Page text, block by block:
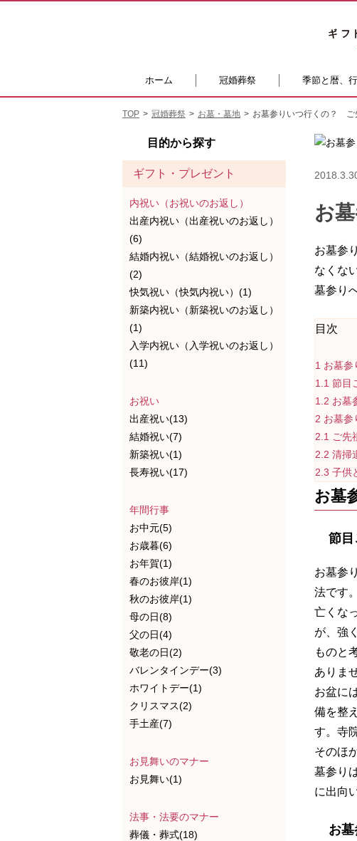
ホーム 冠婚葬祭 季節と暦、
TOP 冠婚葬祭 お墓・墓地 お墓参りいつ行くの？ ご
お
お墓参
なくな
墓参り
目次
1 お墓参
1.1 節目
1.2 お墓
2 お墓参
2.1 ご先
2.2 清掃
2.3 子供
お墓
節目
お墓参
法です
亡くな
が、強
ものと
ありま
お盆に
備を整
す。寺
そのほ
墓参り
に出向
お
目的から探す
ギフト・プレゼント
内祝い（お祝いのお返し）
出産内祝い（出産祝いのお返し）
(6)
結婚内祝い（結婚祝いのお返し）
(2)
快気祝い（快気内祝い）(1)
新築内祝い（新築祝いのお返し）
(1)
入学内祝い（入学祝いのお返し）
(11)
お祝い
出産祝い(13)
結婚祝い(7)
新築祝い(1)
長寿祝い(17)
年間行事
お中元(5)
お歳暮(6)
お年賀(1)
春のお彼岸(1)
秋のお彼岸(1)
母の日(8)
父の日(4)
敬老の日(2)
バレンタインデー(3)
ホワイトデー(1)
クリスマス(2)
手土産(7)
お見舞いのマナー
お見舞い(1)
法事・法要のマナー
葬儀・葬式(18)